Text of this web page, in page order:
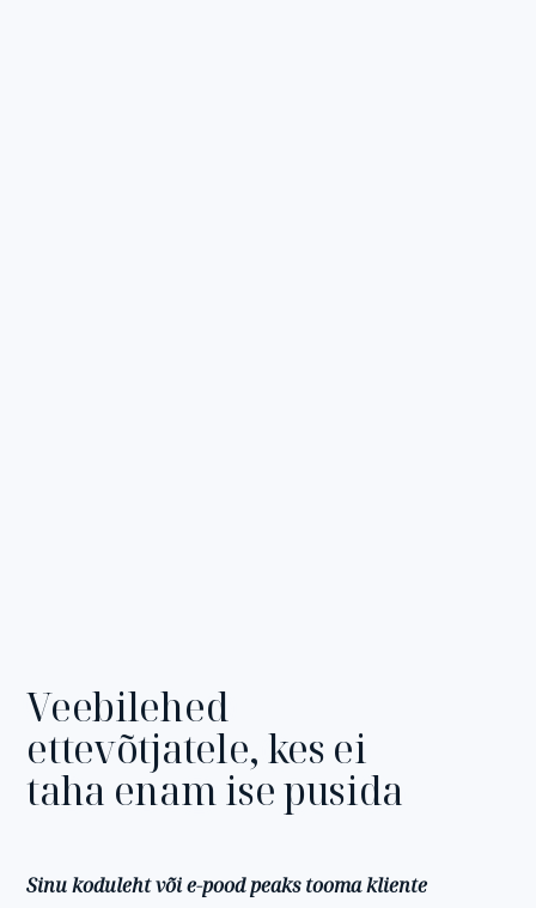
Veebilehed
ettevõtjatele, kes ei
taha enamisepusida
Sinu koduleht või e-pood peaks tooma kliente